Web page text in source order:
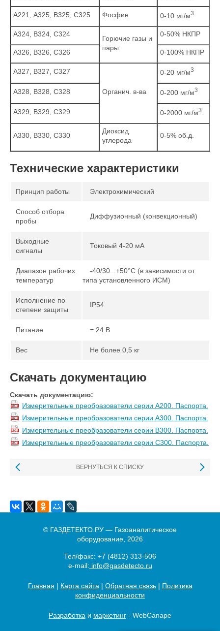
А221, А325, B325, С325 Фосфин 0-10 мг/м3
А324, B324, С324
Горючие газы и
пары
0-50% НКПР
А326, B326, С326 0-100% НКПР
А327, B327, С327
Органич. в-ва
0-20 мг/м3
А328, B328, С328 0-200 мг/м3
А329, B329, С329 0-2000 мг/м3
А330, B330, С330
Диоксид
углерода
0-5% об.д.
Технические характеристики
Принцип работы Электрохимический
Способ отбора
пробы
Диффузионный (конвекционный)
Выходные
сигналы
Токовый 4-20 мА
Диапазон рабочих
температур
-40/30...+50°С (в зависимости от
типа установленного ИСМ)
Исполнение по
степени защиты
IP54
Питание = 24 В
Вес Не более 0,5 кг
Скачать документацию
Скачать документацию:
Измерительные преобразователи серии А200. Паспорта.
Измерительные преобразователи серии А300. Паспорта.
Измерительные преобразователи серии В300. Паспорта.
Измерительные преобразователи серии С300. Паспорта.
ВЕРНУТЬСЯ К СПИСКУ
© ГАЗДЕТЕКТО.РУ — Газоаналитическое
оборудование, 2026
Тел/факс: +7 (4812) 313-506
e-mail: info@gasdetecto.ru
Главная | Карта сайта | Обратная связь| Политика
конфиденциальности
Разработка и маркетинг - WebCanape